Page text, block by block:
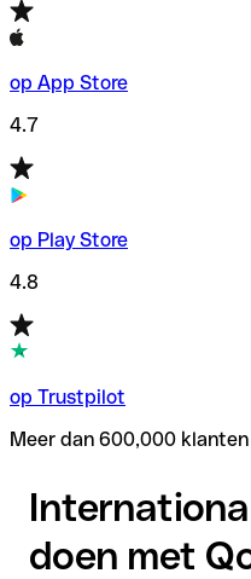
op App Store
4.7
op Play Store
4.8
op Trustpilot
Meer dan 600,000
doen met